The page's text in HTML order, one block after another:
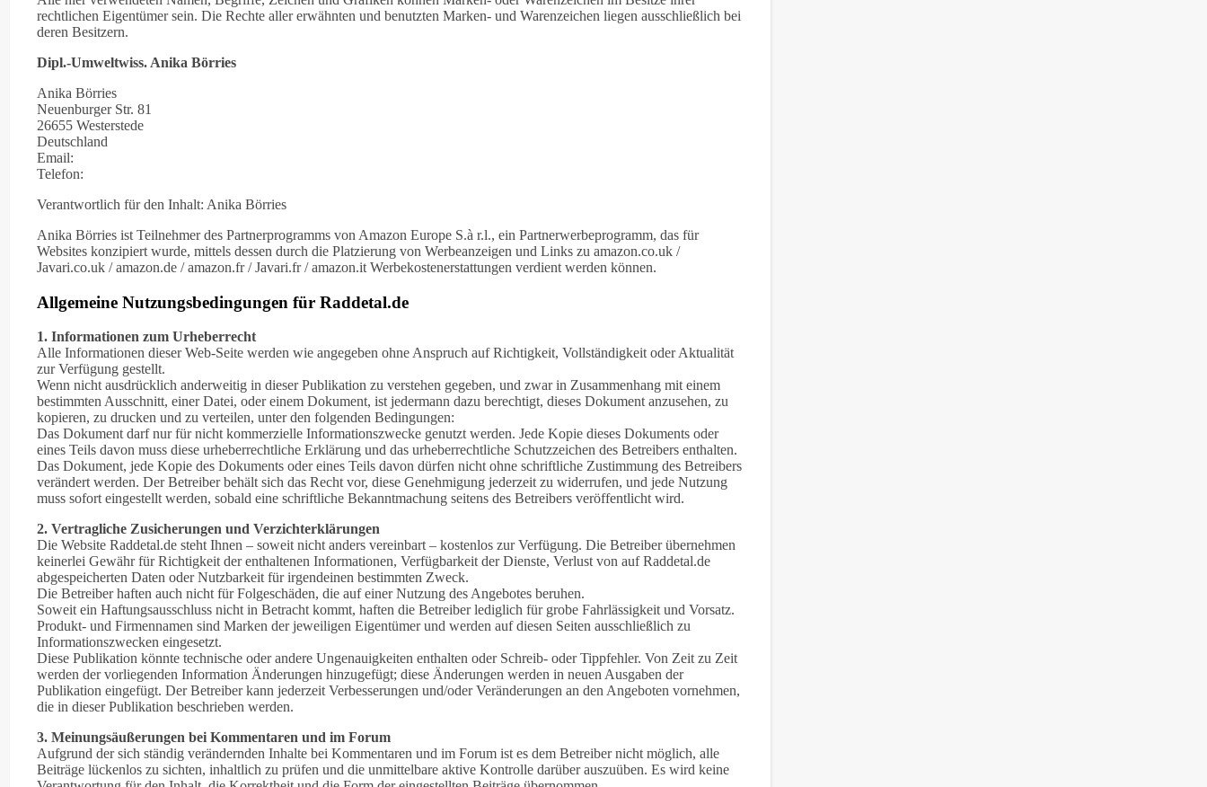
rechtlichen Eigentümer sein. Die Rechte aller erwähnten und benutzten Marken- und Warenzeichen liegen ausschließlich bei
deren Besitzern.
Dipl.-Umweltwiss. Anika Börries
Anika Börries
Neuenburger Str. 81
26655 Westerstede
Deutschland
Email:
Telefon:
Verantwortlich für den Inhalt: Anika Börries
Anika Börries ist Teilnehmer des Partnerprogramms von Amazon Europe S.à r.l., ein Partnerwerbeprogramm, das für
Websites konzipiert wurde, mittels dessen durch die Platzierung von Werbeanzeigen und Links zu amazon.co.uk /
Javari.co.uk / amazon.de / amazon.fr / Javari.fr / amazon.it Werbekostenerstattungen verdient werden können.
Allgemeine Nutzungsbedingungen für Raddetal.de
1. Informationen zum Urheberrecht
Alle Informationen dieser Web-Seite werden wie angegeben ohne Anspruch auf Richtigkeit, Vollständigkeit oder Aktualität
zur Verfügung gestellt.
Wenn nicht ausdrücklich anderweitig in dieser Publikation zu verstehen gegeben, und zwar in Zusammenhang mit einem
bestimmten Ausschnitt, einer Datei, oder einem Dokument, ist jedermann dazu berechtigt, dieses Dokument anzusehen, zu
kopieren, zu drucken und zu verteilen, unter den folgenden Bedingungen:
Das Dokument darf nur für nicht kommerzielle Informationszwecke genutzt werden. Jede Kopie dieses Dokuments oder
eines Teils davon muss diese urheberrechtliche Erklärung und das urheberrechtliche Schutzzeichen des Betreibers enthalten.
Das Dokument, jede Kopie des Dokuments oder eines Teils davon dürfen nicht ohne schriftliche Zustimmung des Betreibers
verändert werden. Der Betreiber behält sich das Recht vor, diese Genehmigung jederzeit zu widerrufen, und jede Nutzung
muss sofort eingestellt werden, sobald eine schriftliche Bekanntmachung seitens des Betreibers veröffentlicht wird.
2. Vertragliche Zusicherungen und Verzichterklärungen
Die Website Raddetal.de steht Ihnen – soweit nicht anders vereinbart – kostenlos zur Verfügung. Die Betreiber übernehmen
keinerlei Gewähr für Richtigkeit der enthaltenen Informationen, Verfügbarkeit der Dienste, Verlust von auf Raddetal.de
abgespeicherten Daten oder Nutzbarkeit für irgendeinen bestimmten Zweck.
Die Betreiber haften auch nicht für Folgeschäden, die auf einer Nutzung des Angebotes beruhen.
Soweit ein Haftungsausschluss nicht in Betracht kommt, haften die Betreiber lediglich für grobe Fahrlässigkeit und Vorsatz.
Produkt- und Firmennamen sind Marken der jeweiligen Eigentümer und werden auf diesen Seiten ausschließlich zu
Informationszwecken eingesetzt.
Diese Publikation könnte technische oder andere Ungenauigkeiten enthalten oder Schreib- oder Tippfehler. Von Zeit zu Zeit
werden der vorliegenden Information Änderungen hinzugefügt; diese Änderungen werden in neuen Ausgaben der
Publikation eingefügt. Der Betreiber kann jederzeit Verbesserungen und/oder Veränderungen an den Angeboten vornehmen,
die in dieser Publikation beschrieben werden.
3. Meinungsäußerungen bei Kommentaren und im Forum
Aufgrund der sich ständig verändernden Inhalte bei Kommentaren und im Forum ist es dem Betreiber nicht möglich, alle
Beiträge lückenlos zu sichten, inhaltlich zu prüfen und die unmittelbare aktive Kontrolle darüber auszuüben. Es wird keine